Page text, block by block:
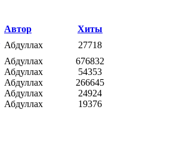
Автор
Хиты
Абдуллах
27718
Абдуллах
676832
Абдуллах
54353
Абдуллах
266645
Абдуллах
24924
Абдуллах 19376